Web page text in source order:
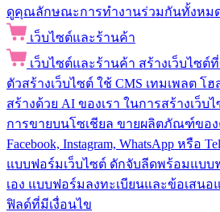
ดูคุณลักษณะการทำงานร่วมกันทั้งหม
เว็บไซต์และร้านค้า
เว็บไซต์และร้านค้า สร้างเว็บไซต์
ตัวสร้างเว็บไซต์ ใช้ CMS เทมเพลต โ
สร้างด้วย AI ของเรา ในการสร้างเว็บ
การขายบนโซเชียล ขายผลิตภัณฑ์ของ
Facebook, Instagram, WhatsApp หรือ
แบบฟอร์มเว็บไซต์ ดักจับลีดพร้อมแบ
เอง แบบฟอร์มลงทะเบียนและข้อเสน
ฟิลด์ที่มีเงื่อนไข